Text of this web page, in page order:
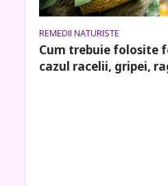
REMEDII NATURISTE
Cum trebuie folosite
cazul racelii, gripei,